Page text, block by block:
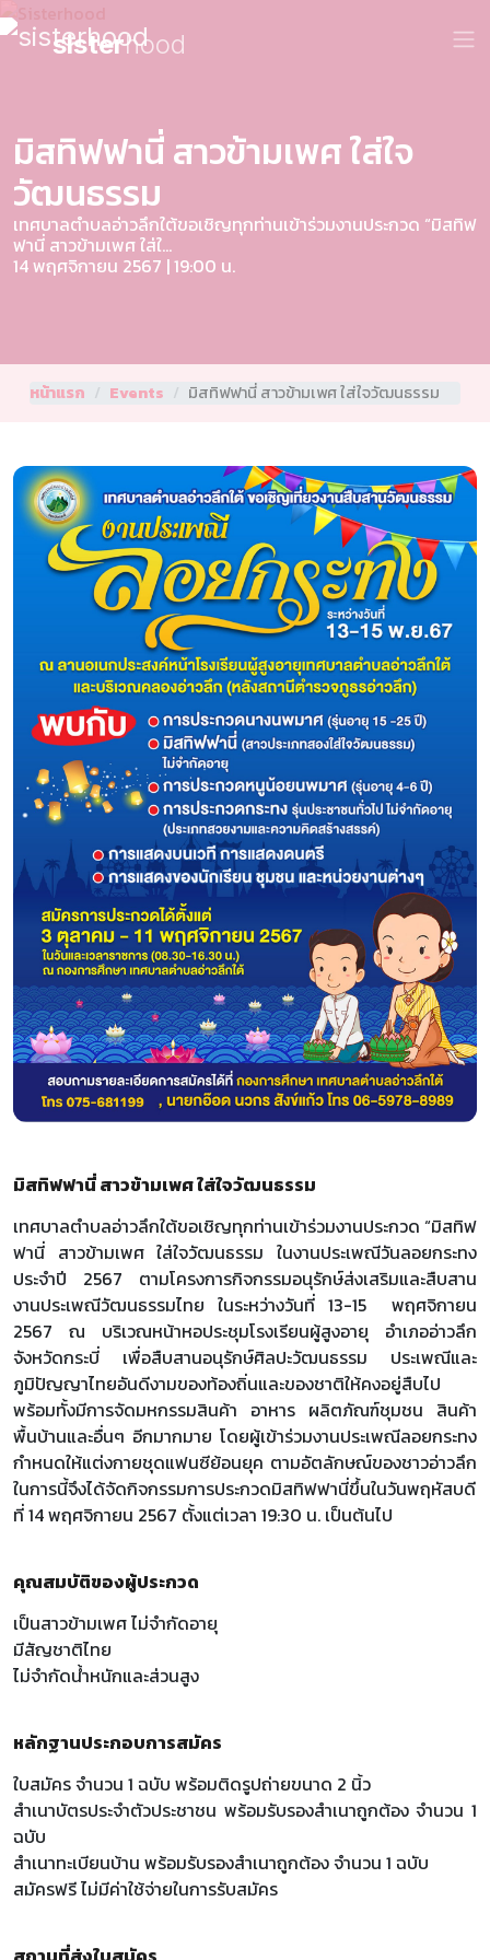
sisterhood
มิสทิฟฟานี่ สาวข้ามเพศ ใส่ใจ
วัฒนธรรม
เทศบาลตําบลอ่าวลึกใต้ขอเชิญทุกท่านเข้าร่วมงานประกวด “มิสทิฟ
ฟานี่ สาวข้ามเพศ ใส่ใ...
14 พฤศจิกายน 2567 | 19:00 น.
หน้าแรก Events มิสทิฟฟานี่ สาวข้ามเพศ ใส่ใจวัฒนธรรม
มิสทิฟฟานี่ สาวข้ามเพศ ใส่ใจวัฒนธรรม
เทศบาลตําบลอ่าวลึกใต้ขอเชิญทุกท่านเข้าร่วมงานประกวด “มิสทิฟ
ฟานี่ สาวข้ามเพศ ใส่ใจวัฒนธรรม ในงานประเพณีวันลอยกระทง
ประจําปี 2567 ตามโครงการกิจกรรมอนุรักษ์ส่งเสริมและสืบสาน
งานประเพณีวัฒนธรรมไทย ในระหว่างวันที่ 13-15 พฤศจิกายน
2567 ณ บริเวณหน้าหอประชุมโรงเรียนผู้สูงอายุ อําเภออ่าวลึก
จังหวัดกระบี่ เพื่อสืบสานอนุรักษ์ศิลปะวัฒนธรรม ประเพณีและ
ภูมิปัญญาไทยอันดีงามของท้องถิ่นและของชาติให้คงอยู่สืบไป
พร้อมทั้งมีการจัดมหกรรมสินค้า อาหาร ผลิตภัณฑ์ชุมชน สินค้า
พื้นบ้านและอื่นๆ อีกมากมาย โดยผู้เข้าร่วมงานประเพณีลอยกระทง
กําหนดให้แต่งกายชุดแฟนซีย้อนยุค ตามอัตลักษณ์ของชาวอ่าวลึก
ในการนี้จึงได้จัดกิจกรรมการประกวดมิสทิฟฟานี่ขึ้นในวันพฤหัสบดี
ที่ 14 พฤศจิกายน 2567 ตั้งแต่เวลา 19:30 น. เป็นต้นไป
คุณสมบัติของผู้ประกวด
เป็นสาวข้ามเพศ ไม่จำกัดอายุ
มีสัญชาติไทย
ไม่จํากัดน้ําหนักและส่วนสูง
หลักฐานประกอบการสมัคร
ใบสมัคร จํานวน 1 ฉบับ พร้อมติดรูปถ่ายขนาด 2 นิ้ว
สําเนาบัตรประจําตัวประชาชน พร้อมรับรองสําเนาถูกต้อง จํานวน 1
ฉบับ
สําเนาทะเบียนบ้าน พร้อมรับรองสําเนาถูกต้อง จํานวน 1 ฉบับ
สมัครฟรี ไม่มีค่าใช้จ่ายในการรับสมัคร